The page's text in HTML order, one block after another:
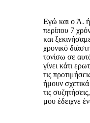
Εγώ και ο Ά.
περίπου 7
και
χρονικό
τονίσω σε
γίνει κάτι
τις
ήμουν
τις
μου έδειχνε